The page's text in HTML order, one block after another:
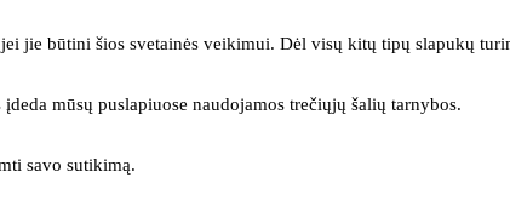
jie būtini šios svetainės veikimui. Dėl visų kitų tipų slapukų
mūsų puslapiuose naudojamos trečiųjų šalių tarnybos.
savo sutikimą.